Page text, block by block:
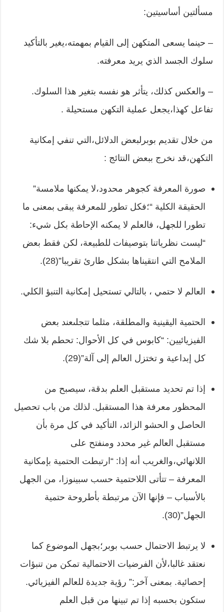
مسألتين أساسيتين:
– حينما يسعى المتكهن إلى القيام بمهمته،يغير بالتأكيد
سلوك الجسد الذي يريد معرفته.
– والعكس كذلك، يتأثر هو نفسه بتغير هذا السلوك.
تفاعل كهذا،يجعل عملية التكهن مستحيلة .
من خلال تقديم بوبرلبعض الدلائل،التي تنفي إمكانية
التكهن،قد نخرج ببعض النتائج :
صورة المعرفة كجوهر محدود،لا يمكنها ملامسة”
الحقيقة الكلية “؛فكل تطور للمعرفة يبقى بمعنى ما
تطورا للجهل، فالعلم لا يمكنه الإحاطة بكل شيء:
“ليست نظرياتنا بتوصيفات للطبيعة، لكن فقط بعض
الملامح التي انتقيناها بشكل طارئ تقريبا”(28).
العالم لا حتمي ، بالتالي تستحيل إمكانية التنبؤ الكلي.
الحتمية اليقينية والمطلقة، مثلما تتجلىعند بعض
الفيزيائيين: “كابوس في كل الأحوال: تحطم بلا شك
كل إبداعية و تختزل العالم إلى آلة”(29).
إذا تم تحديد مستقبل العلم بدقة، سيصبح من
المحظور معرفة هذا المستقبل. لذلك من باب تحصيل
الحاصل و الحشو الزائد، التأكيد في كل مرة بأن
مستقبل العالم غير محدد ومنفتح على
اللانهائي،والغريب أنه إذا: “ارتبطت الحتمية بإمكانية
المعرفة – تتأتى اللاحتمية حسب سبينوزا، من الجهل
بالأسباب – فإنها الآن مرتبطة بأطروحة حتمية
الجهل”(30).
لا يرتبط الاحتمال حسب بوبر؛بجهل الموضوع كما
نعتقد غالبا،لأن الفرضيات الاحتمالية تمكن من تنبؤات
إحصائية. بمعنى آخر:” رؤية جديدة للعالم الفيزيائي.
ستكون بحسبه إذا تم تبينها من قبل العلم